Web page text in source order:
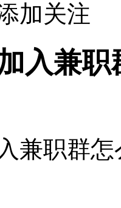
加关注
入兼
兼职群